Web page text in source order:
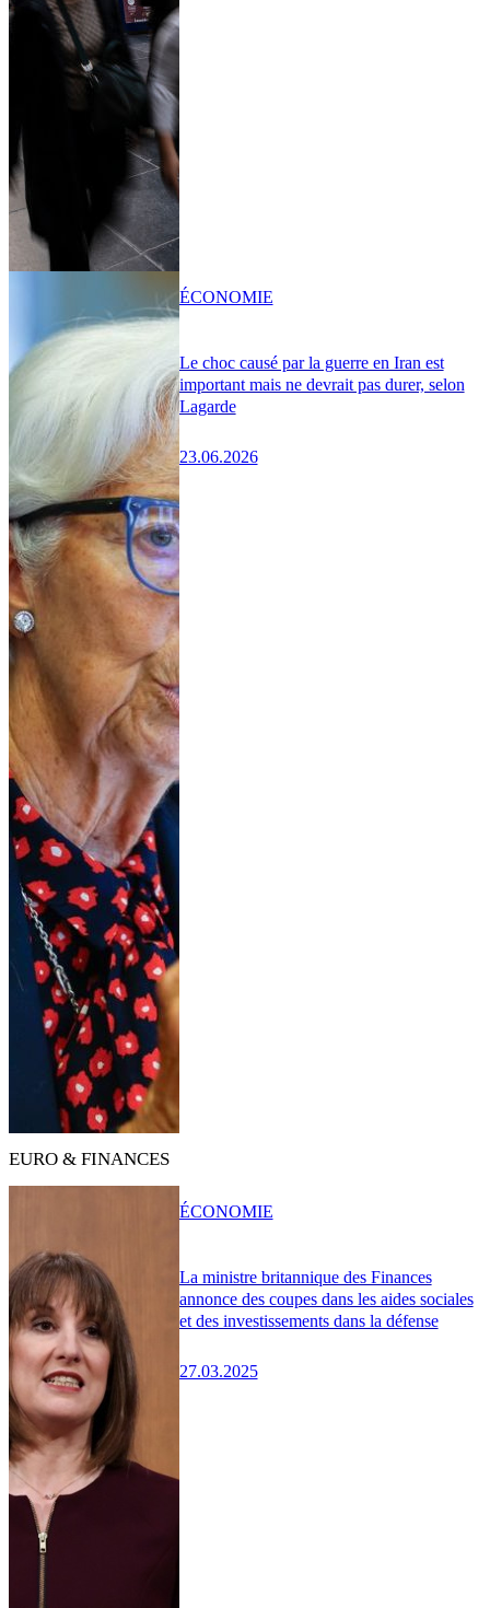
Le choc causé par la guerre en Iran est
important mais ne devrait pas durer, selon
Lagarde
23.06.2026
ÉCONOMIE
EURO & FINANCES
La ministre britannique des Finances
annonce des coupes dans les aides sociales
et des investissements dans la défense
27.03.2025
ÉCONOMIE